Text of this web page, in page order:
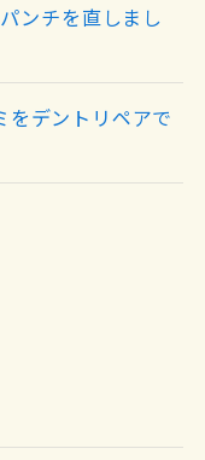
ンチを直しまし
をデントリペアで